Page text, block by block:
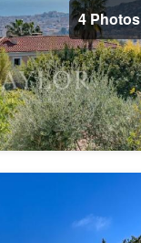
4 Photos